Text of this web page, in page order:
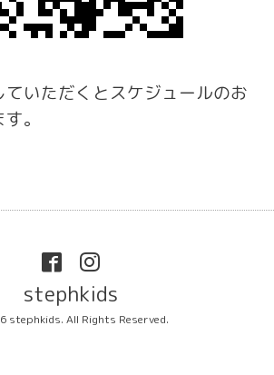
ていただくとスケジュールのお
。
stephkids
stephkids. All Rights Reserved.